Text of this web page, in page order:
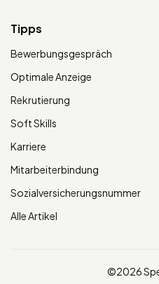
Tipps
Bewerbungsgespräch
Optimale Anzeige
Rekrutierung
Soft Skills
Karriere
Mitarbeiterbindung
Sozialversicherungsnummer
Alle Artikel
©2026